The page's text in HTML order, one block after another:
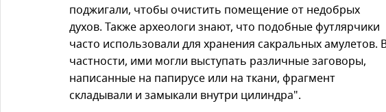
поджигали, чтобы очистить помещение от недобрых
духов. Также археологи знают, что подобные футлярчики
часто использовали для хранения сакральных амулетов.
частности, ими могли выступать различные заговоры,
написанные на папирусе или на ткани, фрагмент
складывали и замыкали внутри цилиндра".